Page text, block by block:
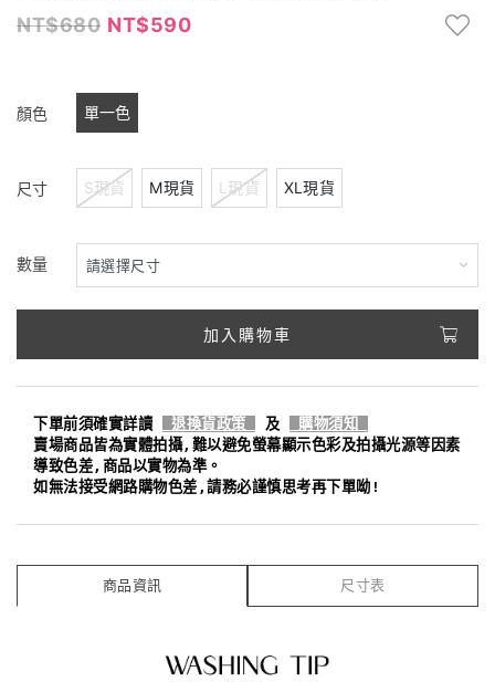
680
590
顏色 單一色
尺寸 S現貨 M現貨 L現貨 XL現貨
數量
加入購物車
下單前須確實詳讀 退換貨政策 及
購物須知
賣場商品皆為實體拍攝,難以避免螢幕顯示色彩及拍攝光源等因素
導致色差,商品以實物為準。
如無法接受網路購物色差,請務必謹慎思考再下單呦!
商品資訊 尺寸表